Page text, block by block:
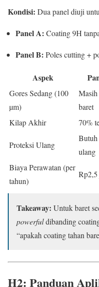
Kondisi: Dua panel diuji
Panel A: Coating 9H
Panel B: Poles cutting +
Aspek
Gores Sedang (100
µm)
Masih
baret
Kilap Akhir
70%
Proteksi Ulang
Butuh
ulang
Biaya Perawatan (per
tahun)
Rp2,5
Takeaway: Untuk baret
powerfuldibanding
“apakah coating tahan
H2: Panduan